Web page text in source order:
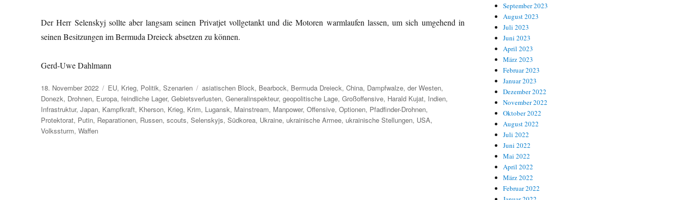
Der Herr Selenskyj sollte aber langsam seinen Privatjet vollgetankt und die Motoren warmlaufen lassen, um sich umgehend in
seinen Besitzungen im Bermuda Dreieck absetzen zu können.
Gerd-Uwe Dahlmann
Veröffentlicht
am
18. November 2022 Kategorien
EU, Krieg, Politik,Szenarien Schlagwörter
asiatischen Block, Bearbock, Bermuda Dreieck,China, Dampfwalze,der Westen,
Donezk, Drohnen, Europa,feindliche Lager,Gebietsverlusten,Generalinspekteur,geopolitische Lage,Großoffensive, Harald Kujat, Indien,
Infrastruktur,Japan, Kampfkraft, Kherson, Krieg, Krim, Lugansk, Mainstream, Manpower,Offensive,Optionen, Pfadfinder-Drohnen,
Protektorat, Putin, Reparationen, Russen,scouts,Selenskyjs,Südkorea, Ukraine, ukrainische Armee, ukrainische Stellungen, USA,
Volkssturm,Waffen
September 2023
August 2023
Juli 2023
Juni 2023
April 2023
März 2023
Februar 2023
Januar 2023
Dezember 2022
November 2022
Oktober 2022
August 2022
Juli 2022
Juni 2022
Mai 2022
April 2022
März 2022
Februar 2022